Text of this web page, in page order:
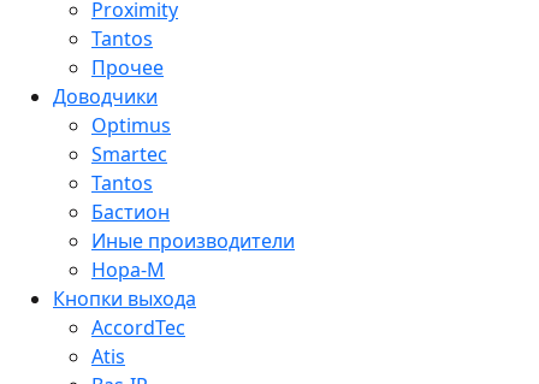
Proximity
Tantos
Прочее
Доводчики
Optimus
Smartec
Tantos
Бастион
Иные производители
Нора-М
Кнопки выхода
AccordTec
Atis